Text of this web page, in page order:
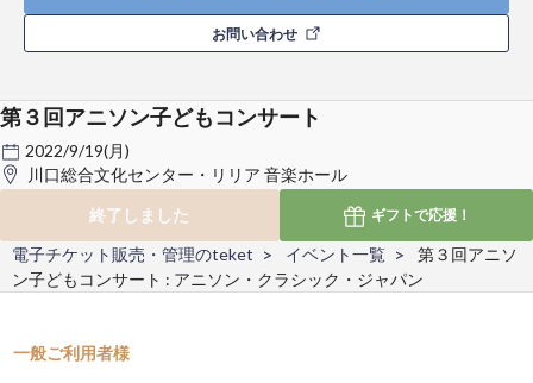
お問い合わせ
第３回アニソン子どもコンサート
2022/9/19(月)
川口総合文化センター・リリア 音楽ホール
終了しました
ギフトで応援！
電子チケット販売・管理のteket イベント一覧
第３回アニソ
ン子どもコンサート : アニソン・クラシック・ジャパン
一般ご利用者様